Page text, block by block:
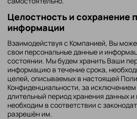
Целостность и сохранение
информации
Взаимодействуя с Компанией, Вы
свои персональные данные и
состоянии. Мы будем хранить Ваши
информацию в течение срока,
целей, описываемых в настоящей
Конфиденциальности, за
длительный период хранения данных
необходим в соответствии с
разрешён им.